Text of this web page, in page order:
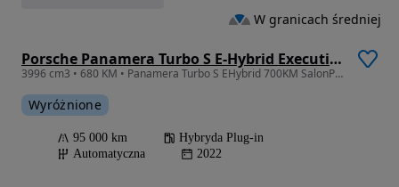
Porsche Panamera Turbo S E-Hybrid Executive
3996 cm3 • 680 KM • Panamera Turbo S EHybrid 700KM SalonPL 1WŁ Executive/Masaż/Burmester3D
Wyróżnione
95 000 km
Hybryda Plug-in
Automatyczna
2022
W granicach średniej